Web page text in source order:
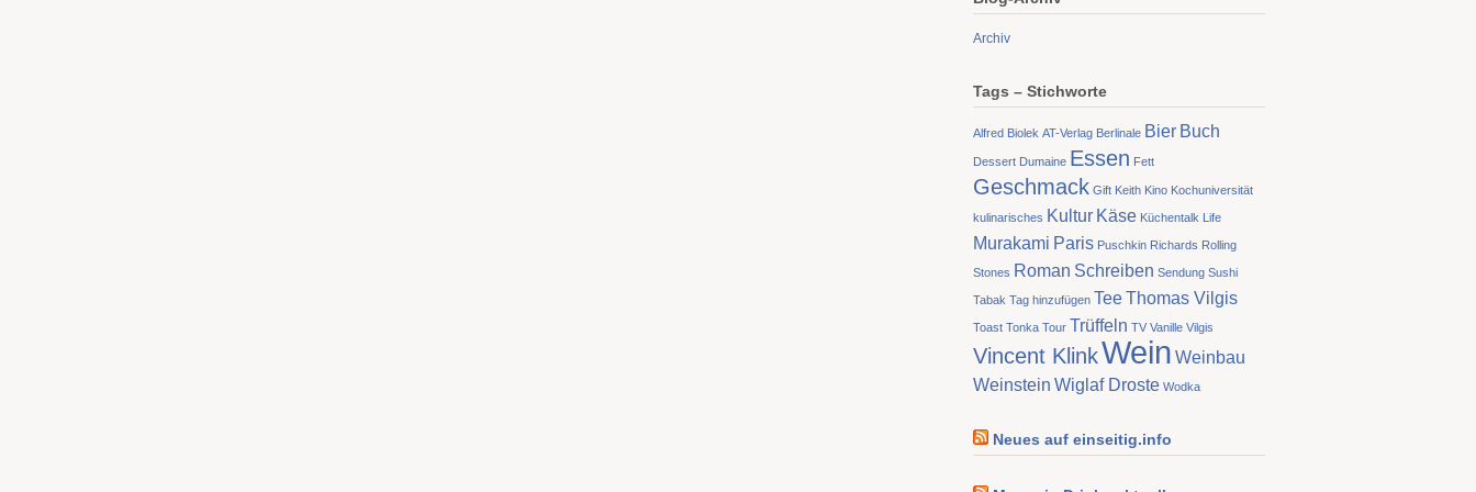
Archiv
Tags – Stichworte
Alfred Biolek AT-Verlag Berlinale Bier Buch
Dessert Dumaine Essen Fett
Geschmack Gift Keith Kino Kochuniversität
kulinarisches Kultur Käse Küchentalk Life
Murakami Paris Puschkin Richards Rolling
Stones Roman Schreiben Sendung Sushi
Tabak Tag hinzufügen TeeThomas Vilgis
Toast Tonka Tour Trüffeln TV Vanille Vilgis
Vincent KlinkWein Weinbau
Weinstein Wiglaf Droste Wodka
Neues auf einseitig.info